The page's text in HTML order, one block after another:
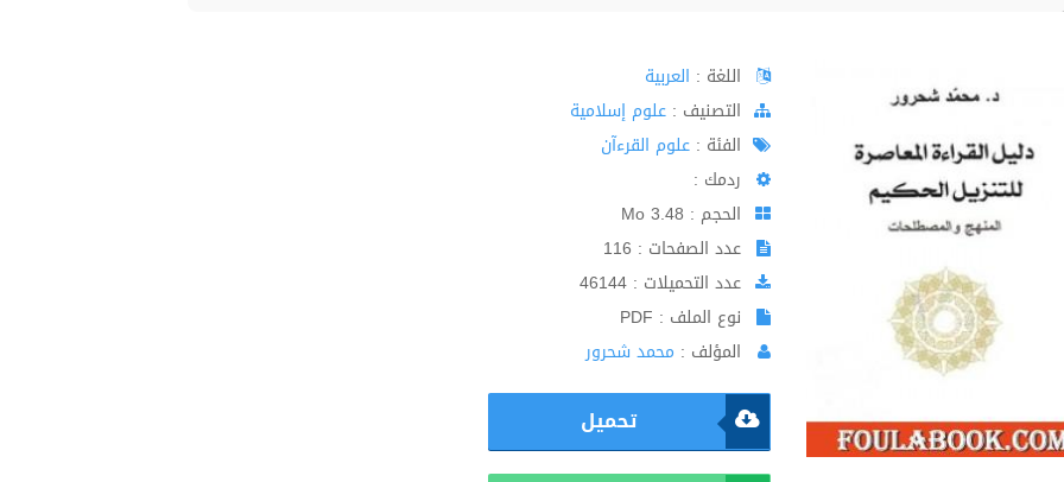
اللغة : العربية
اﻟﺘﺼﻨﻴﻒ : علوم إسلامية
الفئة : علوم القرءآن
ردمك :
الحجم : 3.48 Mo
عدد الصفحات : 116
عدد التحميلات : 46144
نوع الملف : PDF
المؤلف : محمد شحرور
تحميل